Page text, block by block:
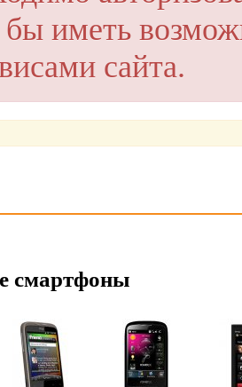
бы иметь
сайта.
смартфоны